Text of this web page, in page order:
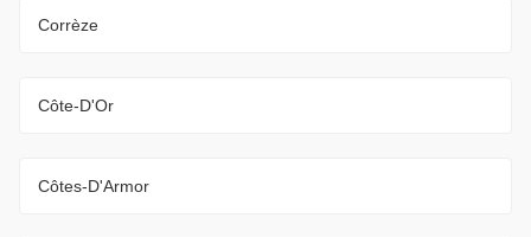
Corrèze
Côte-D'Or
Côtes-D'Armor